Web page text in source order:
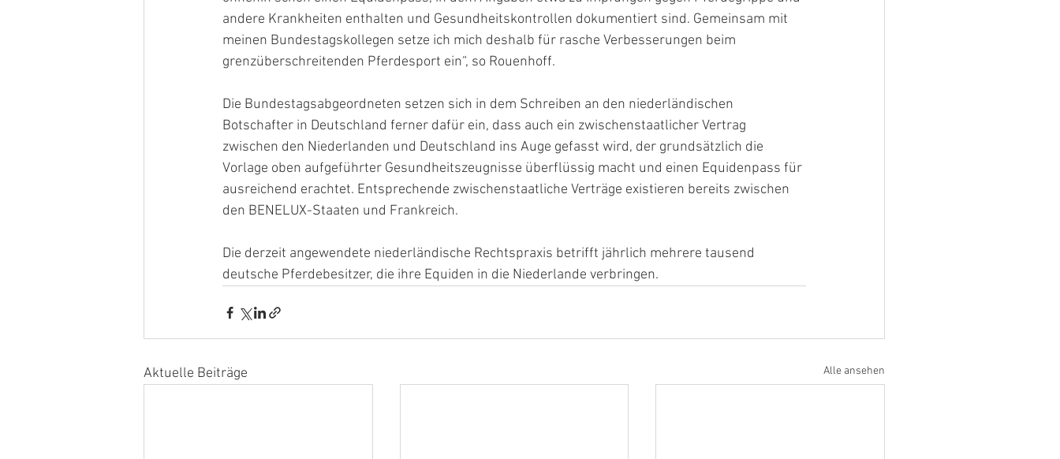
andere Krankheiten enthalten und Gesundheitskontrollen dokumentiert sind. Gemeinsam mit
meinen Bundestagskollegen setze ich mich deshalb für rasche Verbesserungen beim
grenzüberschreitenden Pferdesport ein“, so Rouenhoff.
Die Bundestagsabgeordneten setzen sich in dem Schreiben an den niederländischen
Botschafter in Deutschland ferner dafür ein, dass auch ein zwischenstaatlicher Vertrag
zwischen den Niederlanden und Deutschland ins Auge gefasst wird, der grundsätzlich die
Vorlage oben aufgeführter Gesundheitszeugnisse überflüssig macht und einen Equidenpass für
ausreichend erachtet. Entsprechende zwischenstaatliche Verträge existieren bereits zwischen
den BENELUX-Staaten und Frankreich.
Die derzeit angewendete niederländische Rechtspraxis betrifft jährlich mehrere tausend
deutsche Pferdebesitzer, die ihre Equiden in die Niederlande verbringen.
Aktuelle Beiträge Alle ansehen